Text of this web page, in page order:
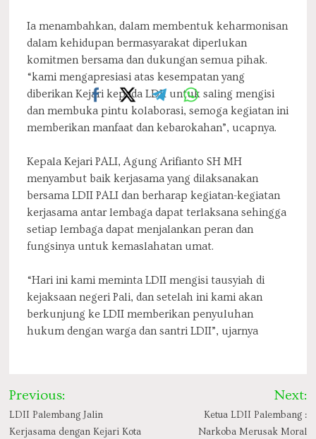
Ia menambahkan, dalam membentuk keharmonisan
dalam kehidupan bermasyarakat diperlukan
komitmen bersama dan dukungan semua pihak.
“kami mengapresiasi atas kesempatan yang
diberikan Kejari kepada LDII untuk saling mengisi
dan membuka pintu kolaborasi, semoga kegiatan ini
memberikan manfaat dan kebarokahan”, ucapnya.
Kepala Kejari PALI, Agung Arifianto SH MH
menyambut baik kerjasama yang dilaksanakan
bersama LDII PALI dan berharap kegiatan-kegiatan
kerjasama antar lembaga dapat terlaksana sehingga
setiap lembaga dapat menjalankan peran dan
fungsinya untuk kemaslahatan umat.
“Hari ini kami meminta LDII mengisi tausyiah di
kejaksaan negeri Pali, dan setelah ini kami akan
berkunjung ke LDII memberikan penyuluhan
hukum dengan warga dan santri LDII”, ujarnya
Post
navigation
Previous:
LDII Palembang Jalin
Kerjasama dengan Kejari Kota
Next:
Ketua LDII Palembang :
Narkoba Merusak Moral